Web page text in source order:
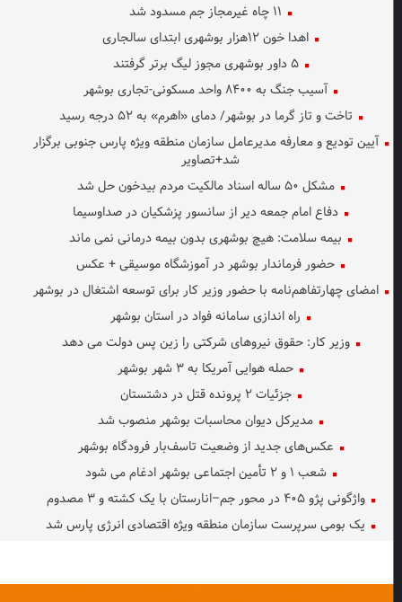
۱۱ چاه غیرمجاز جم مسدود شد
اهدا خون ۱۲هزار بوشهری ابتدای سالجاری
۵ داور بوشهری مجوز لیگ برتر گرفتند
آسیب جنگ به ۸۴۰۰ واحد مسکونی-تجاری بوشهر
تاخت و تاز گرما در بوشهر/ دمای «اهرم» به ۵۲ درجه رسید
آیین تودیع و معارفه مدیرعامل سازمان منطقه ویژه پارس جنوبی برگزار
شد+تصاویر
مشکل ۵۰ ساله اسناد مالکیت مردم بیدخون حل شد
دفاع امام جمعه دیر از سانسور پزشکیان در صداوسیما
بیمه سلامت: هیچ بوشهری بدون بیمه درمانی نمی ماند
حضور فرماندار بوشهر در آموزشگاه موسیقی + عکس
امضای چهارتفاهم‌نامه با حضور وزیر کار برای توسعه اشتغال در بوشهر
راه اندازی سامانه فواد در استان بوشهر
وزیر کار: حقوق نیروهای شرکتی را زین پس دولت می دهد
حمله هوایی آمریکا به ۳ شهر بوشهر
جزئیات ۲ پرونده قتل در دشتستان
مدیرکل دیوان محاسبات بوشهر منصوب شد
عکس‌های جدید از وضعیت تاسف‌بار فرودگاه بوشهر
شعب ۱ و ۲ تأمین اجتماعی بوشهر ادغام می شود
واژگونی پژو ۴۰۵ در محور جم–انارستان با یک کشته و ۳ مصدوم
یک بومی سرپرست سازمان منطقه ویژه اقتصادی انرژی پارس شد